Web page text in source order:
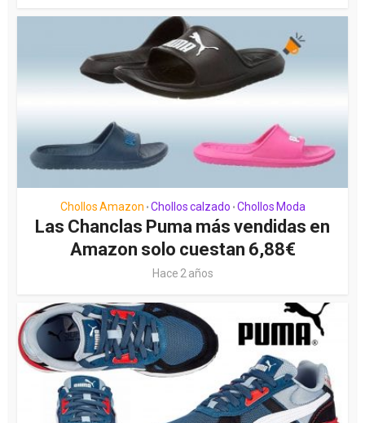
Chollos Amazon • Chollos calzado • Chollos Moda
Las Chanclas Puma más vendidas en
Amazon solo cuestan 6,88€
Hace 2 años